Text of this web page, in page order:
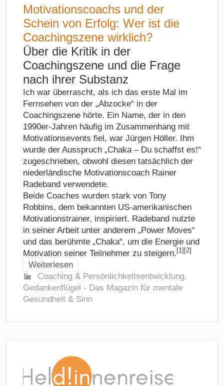
Motivationscoachs und der
Schein von Erfolg: Wer ist die
Coachingszene wirklich?
Über die Kritik in der
Coachingszene und die Frage
nach ihrer Substanz
Ich war überrascht, als ich das erste Mal im
Fernsehen von der „Abzocke“ in der
Coachingszene hörte. Ein Name, der in den
1990er-Jahren häufig im Zusammenhang mit
Motivationsevents fiel, war Jürgen Höller. Ihm
wurde der Ausspruch „Chaka – Du schaffst es!“
zugeschrieben, obwohl diesen tatsächlich der
niederländische Motivationscoach Rainer
Radeband verwendete.
Beide Coaches wurden stark von Tony
Robbins, dem bekannten US-amerikanischen
Motivationstrainer, inspiriert. Radeband nutzte
in seiner Arbeit unter anderem „Power Moves“
und das berühmte „Chaka“, um die Energie und
Motivation seiner Teilnehmer zu steigern. [1][2]
Weiterlesen
Coaching & Persönlichkeitsentwicklung,
Gedankenflügel - Das Magazin für mentale
Gesundheit & Sinn